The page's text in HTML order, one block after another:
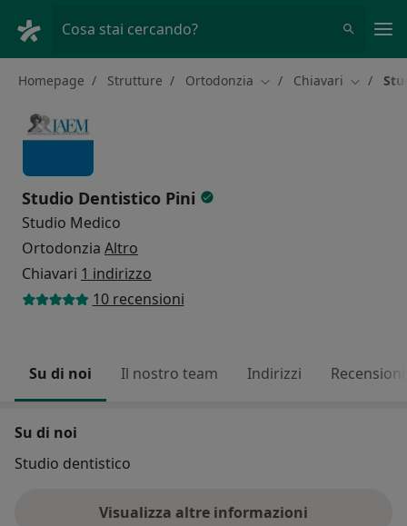
Cosa stai cercando?
Homepage Strutture Ortodonzia Cambia città
Chiavari Cambia
Studio Dentistico Pini
Studio Medico
Ortodonzia Altro
Chiavari 1 indirizzo
10 recensioni
Su di noi Il nostro team Indirizzi Recensioni
Su di noi
Studio dentistico
Visualizza altre informazioni